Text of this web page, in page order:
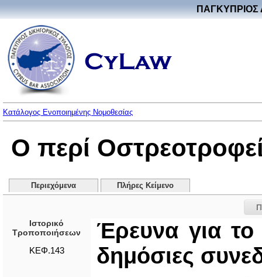
ΠΑΓΚΥΠΡΙΟΣ
Κατάλογος Ενοποιημένης Νομοθεσίας
Ο περί
Περιεχόμενα Πλήρες Κείμενο
Ιστορικό
Τροποποιήσεων
ΚΕΦ.143
Έρευνα για το
δημόσιες